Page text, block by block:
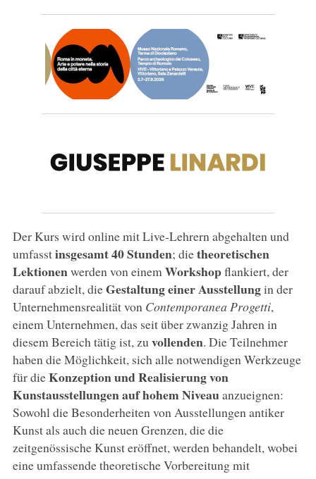
Der Kurs wird online mit Live-Lehrern abgehalten und
umfasstinsgesamt 40 Stunden; dietheoretischen
Lektionenwerden von einemWorkshop flankiert, der
darauf abzielt, dieGestaltung einer Ausstellungin der
Unternehmensrealität von Contemporanea Progetti,
einem Unternehmen, das seit über zwanzig Jahren in
diesem Bereich tätig ist, zu vollenden. Die Teilnehmer
haben die Möglichkeit, sich alle notwendigen Werkzeuge
für dieKonzeption und Realisierung von
Kunstausstellungen auf hohem Niveauanzueignen:
Sowohl die Besonderheiten von Ausstellungen antiker
Kunst als auch die neuen Grenzen, die die
zeitgenössische Kunst eröffnet, werden behandelt, wobei
eine umfassende theoretische Vorbereitung mit